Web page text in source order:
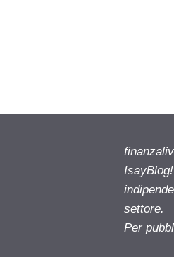
settore.
Per